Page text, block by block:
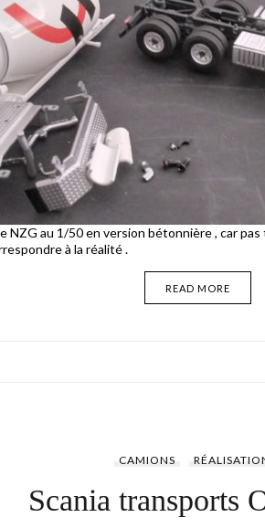
NZG au 1/50 en version bétonnière , car
à la réalité .
READ MORE
CAMIONS
Scania transports